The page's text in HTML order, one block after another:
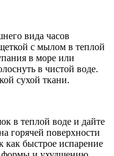
вида часов
с мылом в теплой
в море или
в чистой воде.
сухой ткани.
в теплой воде и дайте
горячей поверхности
быстрое испарение